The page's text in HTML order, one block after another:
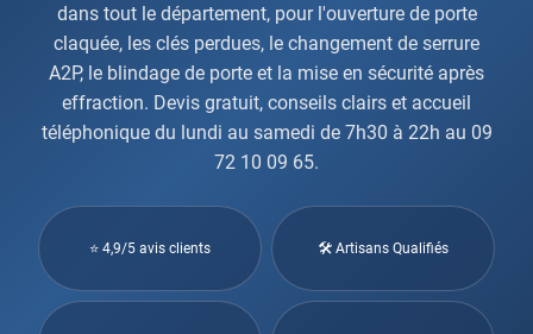
dans tout le département, pour l'ouverture de porte
claquée, les clés perdues, le changement de serrure
A2P, le blindage de porte et la mise en sécurité après
effraction. Devis gratuit, conseils clairs et accueil
téléphonique du lundi au samedi de 7h30 à 22h au 09
72 10 09 65.
⭐ 4,9/5 avis clients 🛠 Artisans Qualifiés